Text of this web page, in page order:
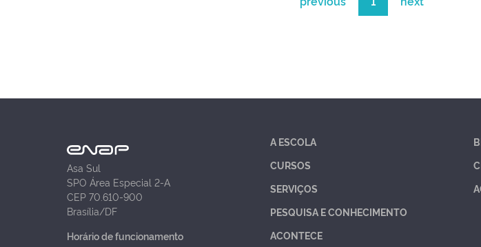
Asa Sul
SPO Área Especial 2-A
CEP 70.610-900
Brasília/DF
Horário de funcionamento
A ESCOLA
CURSOS
SERVIÇOS
PESQUISA E CONHECIMENTO
ACONTECE